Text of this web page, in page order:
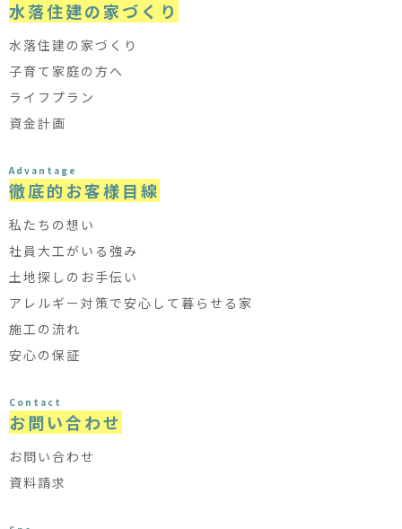
水落住建の家づくり
水落住建の家づくり
子育て家庭の方へ
ライフプラン
資金計画
Advantage
徹底的お客様目線
私たちの想い
社員大工がいる強み
土地探しのお手伝い
アレルギー対策で安心して暮らせる家
施工の流れ
安心の保証
Contact
お問い合わせ
お問い合わせ
資料請求